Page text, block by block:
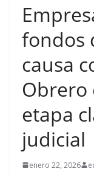
fondos
causa
Obrero
etapa
judicial
enero 22, 2026